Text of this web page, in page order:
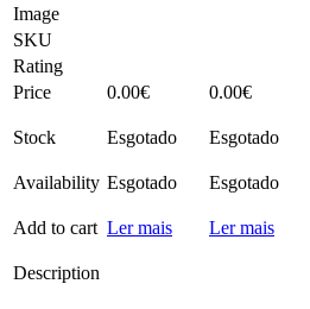
Image
SKU
Rating
Price
0.00€ 0.00€
Stock Esgotado Esgotado
Availability Esgotado Esgotado
Add to cart Ler mais Ler mais
Description